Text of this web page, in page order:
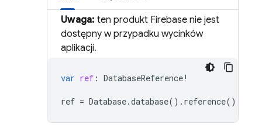
Uwaga: ten produkt Firebase nie jest
dostępny w przypadku wycinków
aplikacji.
var ref : DatabaseReference!
ref = Database.database(). reference()